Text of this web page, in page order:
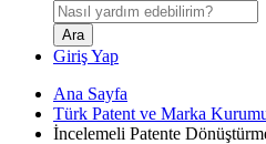
Giriş Yap
Ana Sayfa
Türk Patent ve Marka
İncelemeli Patente